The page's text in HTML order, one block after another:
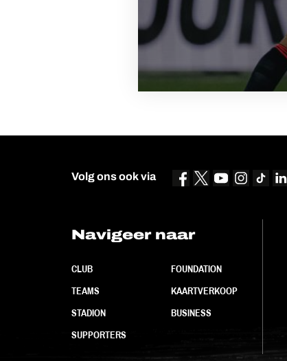
Volg ons ook via
Navigeer naar
CLUB
TEAMS
STADION
SUPPORTERS
FOUNDATION
KAARTVERKOOP
BUSINESS